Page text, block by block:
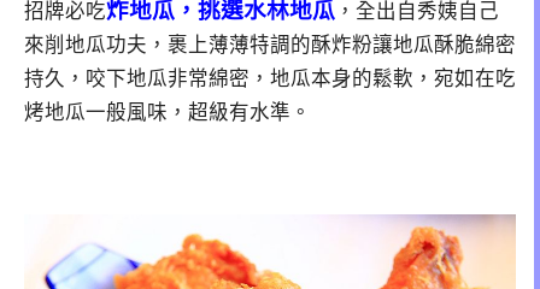
招牌必吃炸地瓜，挑選水林地瓜 ，全出自秀姨自己
來削地瓜功夫，裹上薄薄特調的酥炸粉讓地瓜酥脆綿密
持久，咬下地瓜非常綿密，地瓜本身的鬆軟，宛如在吃
烤地瓜一般風味，超級有水準。